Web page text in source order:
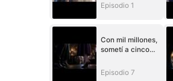
Episodio 1
Con mil millones,
sometí a cinco
Episodio 7